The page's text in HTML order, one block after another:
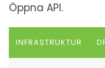
Öppna API.
INFRASTRUKTUR